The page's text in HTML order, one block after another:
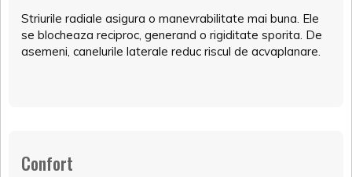
Striurile radiale asigura o manevrabilitate mai buna. Ele
se blocheaza reciproc, generand o rigiditate sporita. De
asemeni, canelurile laterale reduc riscul de acvaplanare.
Confort